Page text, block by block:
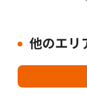
他のエリ